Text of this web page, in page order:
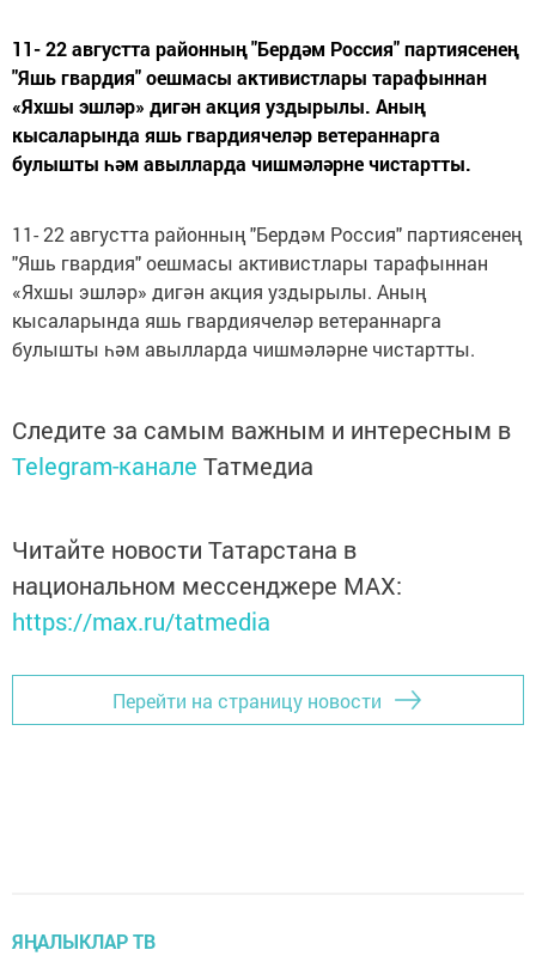
11- 22 августта районның "Бердәм Россия" партиясенең
"Яшь гвардия" оешмасы активистлары тарафыннан
«Яхшы эшләр» дигән акция уздырылы. Аның
кысаларында яшь гвардиячеләр ветераннарга
булышты һәм авылларда чишмәләрне чистартты.
11- 22 августта районның "Бердәм Россия" партиясенең
"Яшь гвардия" оешмасы активистлары тарафыннан
«Яхшы эшләр» дигән акция уздырылы. Аның
кысаларында яшь гвардиячеләр ветераннарга
булышты һәм авылларда чишмәләрне чистартты.
Следите за самым важным и интересным в
Telegram-канале Татмедиа
Читайте новости Татарстана в
национальном мессенджере MАХ:
https://max.ru/tatmedia
Перейти на страницу новости
ЯҢАЛЫКЛАР ТВ